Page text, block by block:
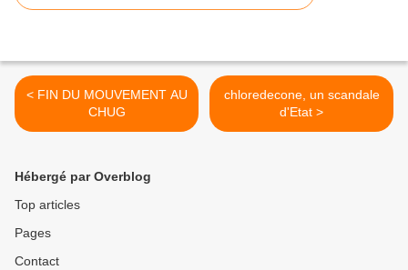
< FIN DU MOUVEMENT AU
CHUG
chloredecone, un scandale
d'Etat >
Hébergé par Overblog
Top articles
Pages
Contact